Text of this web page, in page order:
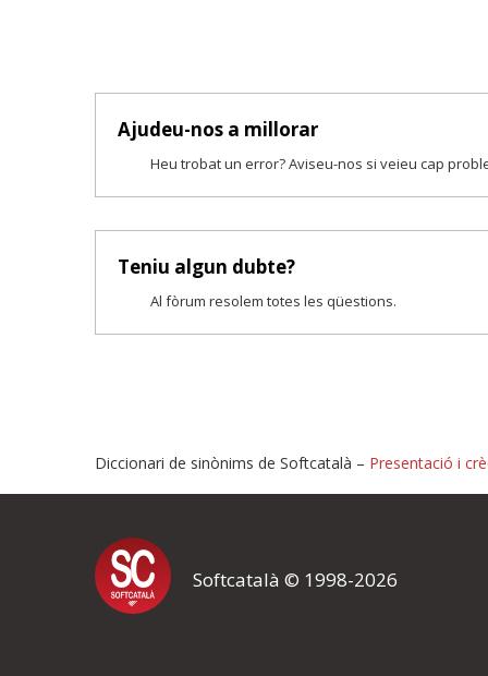
Ajudeu-nos a millorar
Heu trobat un error? Aviseu-nos si veieu cap
Teniu algun dubte?
Al fòrum resolem totes les qüestions.
Proposeu-nos millores
Si heu trobat un error o voleu proposar alguna millora, ompliu els
proposeu o l'error del qual voleu informar-nos.
Diccionari de sinònims de Softcatalà – Presentació i
Softcatalà © 1998-2026